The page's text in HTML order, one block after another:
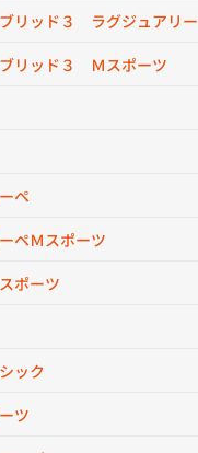
リッド３ ラグジュアリー
リッド３ Ｍスポーツ
ペ
ペＭスポーツ
ポーツ
ック
ツ